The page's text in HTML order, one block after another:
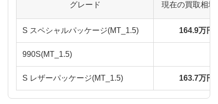
グレード 現在の買取相
S スペシャルパッケージ(MT_1.5) 164.9万円
990S(MT_1.5)
S レザーパッケージ(MT_1.5) 163.7万円